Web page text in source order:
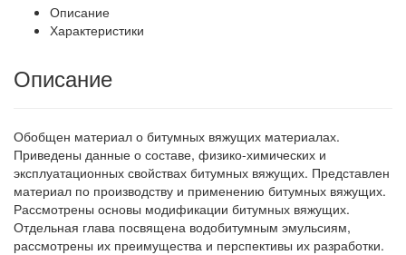
Описание
Характеристики
Описание
Обобщен материал о битумных вяжущих материалах.
Приведены данные о составе, физико-химических и
эксплуатационных свойствах битумных вяжущих. Представлен
материал по производству и применению битумных вяжущих.
Рассмотрены основы модификации битумных вяжущих.
Отдельная глава посвящена водобитумным эмульсиям,
рассмотрены их преимущества и перспективы их разработки.